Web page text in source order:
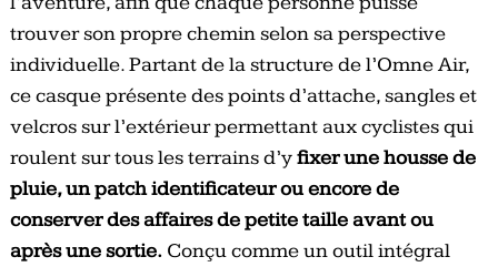
trouver son propre chemin selon sa perspective
individuelle. Partant de la structure de l’Omne Air,
ce casque présente des points d’attache, sangles et
velcros sur l’extérieur permettant aux cyclistes qui
roulent sur tous les terrains d’yfixer une housse de
pluie, un patch identificateur ou encore de
conserver des affaires de petite taille avant ou
après une sortie.Conçu comme un outil intégral